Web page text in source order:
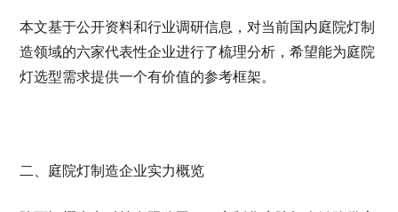
本文基于公开资料和行业调研信息，对当前国内庭院灯制
造领域的六家代表性企业进行了梳理分析，希望能为庭院
灯选型需求提供一个有价值的参考框架。
二、庭院灯制造企业实力概览